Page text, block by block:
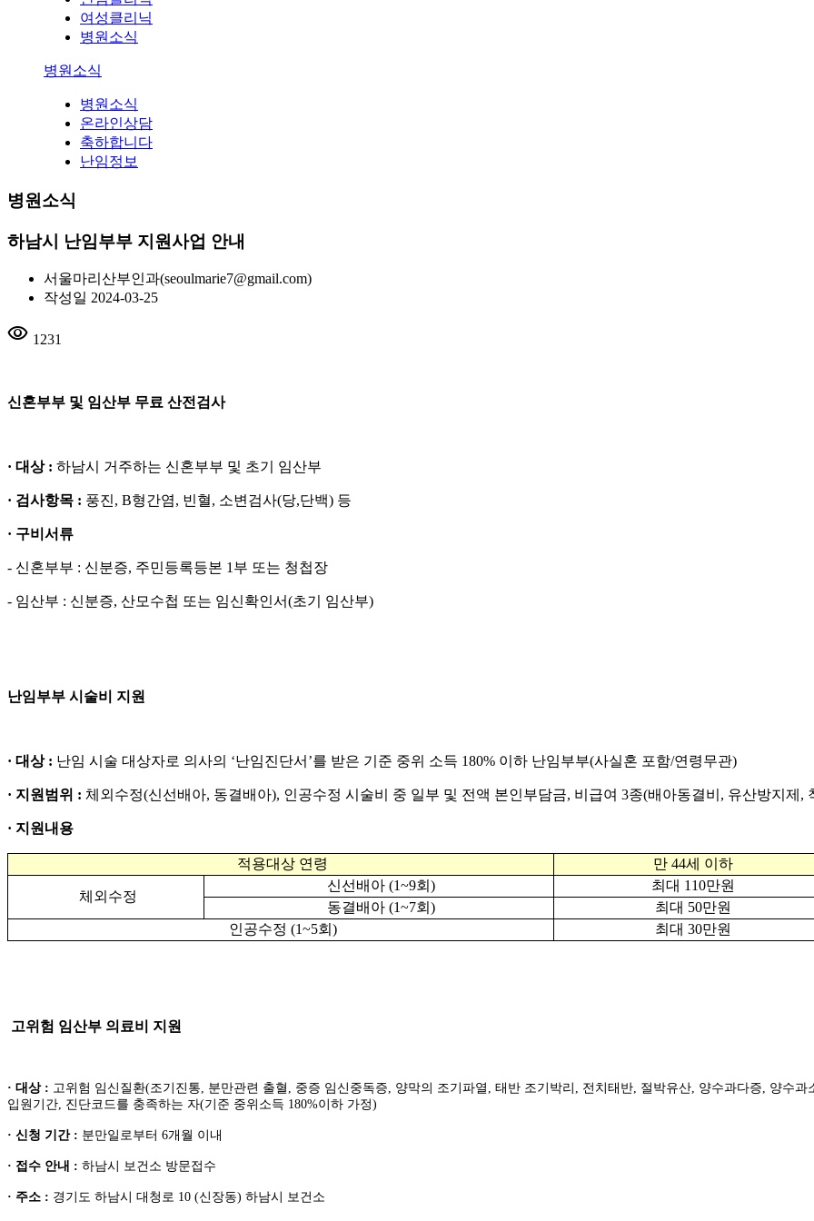
여성클리닉
병원소식
병원소식
병원소식
온라인상담
축하합니다
난임정보
병원소식
하남시 난임부부 지원사업 안내
서울마리산부인과(seoulmarie7@gmail.com)
작성일 2024-03-25
visibility 1231
신혼부부 및 임산부 무료 산전검사
· 대상 : 하남시 거주하는 신혼부부 및 초기 임산부
· 검사항목 : 풍진, B형간염, 빈혈, 소변검사(당,단백) 등
· 구비서류
- 신혼부부 : 신분증, 주민등록등본 1부 또는 청첩장
- 임산부 : 신분증, 산모수첩 또는 임신확인서(초기 임산부)
난임부부 시술비 지원
· 대상 : 난임 시술 대상자로 의사의 ‘난임진단서’를 받은 기준 중위 소득 180% 이하 난임부부(사실혼 포함/연령무관)
· 지원범위 : 체외수정(신선배아, 동결배아), 인공수정 시술비 중 일부 및 전액 본인부담금, 비급여 3종(배아동결비, 유산방지제,
· 지원내용
적용대상 연령 만 44세 이하
체외수정
신선배아 (1~9회) 최대 110만원
동결배아 (1~7회)
최대 50만원
인공수정 (1~5회)
최대 30만원
고위험 임산부 의료비 지원
· 대상 : 고위험 임신질환(조기진통, 분만관련 출혈, 중증 임신중독증, 양막의 조기파열, 태반 조기박리, 전치태반, 절박유산, 양수과다증, 양수
입원기간, 진단코드를 충족하는 자(기준 중위소득 180%이하 가정)
· 신청 기간 : 분만일로부터 6개월 이내
· 접수 안내 : 하남시 보건소 방문접수
· 주소 : 경기도 하남시 대청로 10 (신장동) 하남시 보건소